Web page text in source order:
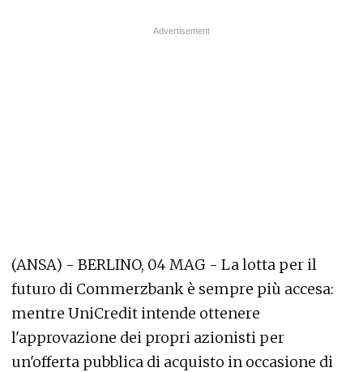
(ANSA) - BERLINO, 04 MAG - La lotta per il
futuro di Commerzbank è sempre più accesa:
mentre UniCredit intende ottenere
l'approvazione dei propri azionisti per
un'offerta pubblica di acquisto in occasione di